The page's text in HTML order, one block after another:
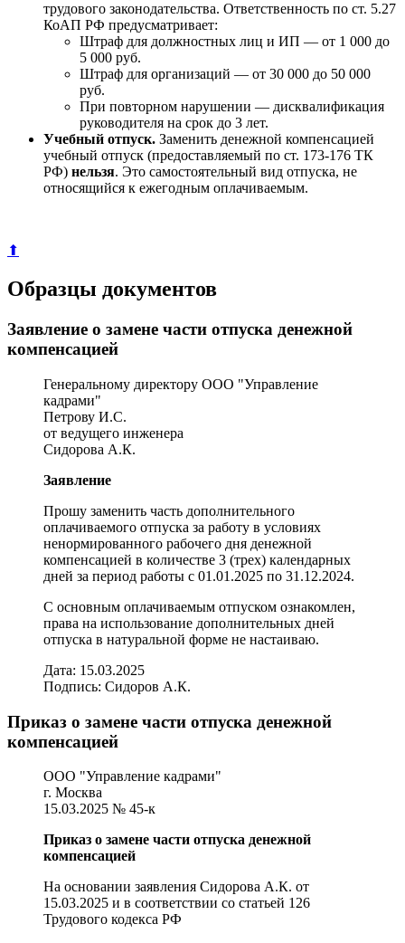
трудового законодательства. Ответственность по ст. 5.27
КоАП РФ предусматривает:
Штраф для должностных лиц и ИП — от 1 000 до
5 000 руб.
Штраф для организаций — от 30 000 до 50 000
руб.
При повторном нарушении — дисквалификация
руководителя на срок до 3 лет.
Учебный отпуск. Заменить денежной компенсацией
учебный отпуск (предоставляемый по ст. 173-176 ТК
РФ) нельзя. Это самостоятельный вид отпуска, не
относящийся к ежегодным оплачиваемым.
⬆
Образцы документов
Заявление о замене части отпуска денежной
компенсацией
Генеральному директору ООО "Управление
кадрами"
Петрову И.С.
от ведущего инженера
Сидорова А.К.
Заявление
Прошу заменить часть дополнительного
оплачиваемого отпуска за работу в условиях
ненормированного рабочего дня денежной
компенсацией в количестве 3 (трех) календарных
дней за период работы с 01.01.2025 по 31.12.2024.
С основным оплачиваемым отпуском ознакомлен,
права на использование дополнительных дней
отпуска в натуральной форме не настаиваю.
Дата: 15.03.2025
Подпись: Сидоров А.К.
Приказ о замене части отпуска денежной
компенсацией
ООО "Управление кадрами"
г. Москва
15.03.2025 № 45-к
Приказ о замене части отпуска денежной
компенсацией
На основании заявления Сидорова А.К. от
15.03.2025 и в соответствии со статьей 126
Трудового кодекса РФ